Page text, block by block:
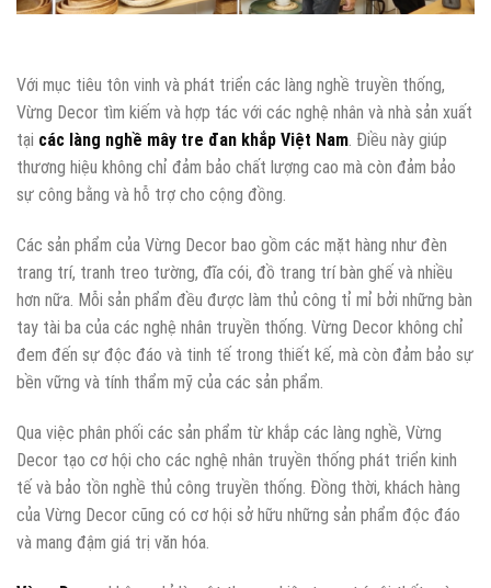
Với mục tiêu tôn vinh và phát triển các làng nghề truyền thống,
Vừng Decor tìm kiếm và hợp tác với các nghệ nhân và nhà sản xuất
tại các làng nghề mây tre đan khắp Việt Nam. Điều này giúp
thương hiệu không chỉ đảm bảo chất lượng cao mà còn đảm bảo
sự công bằng và hỗ trợ cho cộng đồng.
Các sản phẩm của Vừng Decor bao gồm các mặt hàng như đèn
trang trí, tranh treo tường, đĩa cói, đồ trang trí bàn ghế và nhiều
hơn nữa. Mỗi sản phẩm đều được làm thủ công tỉ mỉ bởi những bàn
tay tài ba của các nghệ nhân truyền thống. Vừng Decor không chỉ
đem đến sự độc đáo và tinh tế trong thiết kế, mà còn đảm bảo sự
bền vững và tính thẩm mỹ của các sản phẩm.
Qua việc phân phối các sản phẩm từ khắp các làng nghề, Vừng
Decor tạo cơ hội cho các nghệ nhân truyền thống phát triển kinh
tế và bảo tồn nghề thủ công truyền thống. Đồng thời, khách hàng
của Vừng Decor cũng có cơ hội sở hữu những sản phẩm độc đáo
và mang đậm giá trị văn hóa.